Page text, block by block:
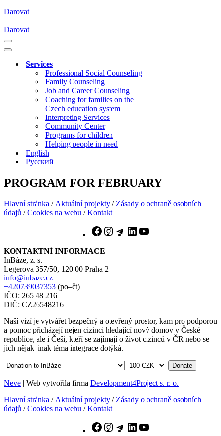
Darovat
Darovat
Navigation
Menu
Navigation
Services
Professional Social Counseling
Family Counseling
Job and Career Counseling
Coaching for families on the
Czech education system
Interpreting Services
Community Center
Programs for children
Helping people in need
English
Русский
PROGRAM FOR FEBRUARY
Hlavní stránka / Aktuální projekty / Zásady o ochraně osobních
údajů /Cookies na webu /Kontakt
Facebook
Instagram
TelegramLinkedIn
KONTAKTNÍ INFORMACE
InBáze, z. s.
Legerova 357/50, 120 00 Praha 2
info@inbaze.cz
+420739037353 (po–čt)
IČO: 265 48 216
DIČ: CZ26548216
Naší vizí je vytvářet bezpečný a otevřený prostor, kam pro podporou
a pomoc přicházejí nejen cizinci hledající nový domov v České
republice, ale i Češi, kteří se zajímají o život cizinců v ČR nebo se
jich nějak jinak téma integrace dotýká.
Donate
Neve | Web vytvořila firma Development4Project s. r. o.
Hlavní stránka / Aktuální projekty / Zásady o ochraně osobních
údajů /Cookies na webu /Kontakt
Facebook
Instagram
TelegramLinkedIn